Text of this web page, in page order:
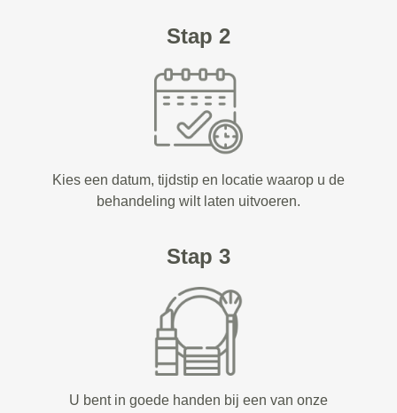
Stap 2
Kies een datum, tijdstip en locatie waarop u de
behandeling wilt laten uitvoeren.
Stap 3
U bent in goede handen bij een van onze